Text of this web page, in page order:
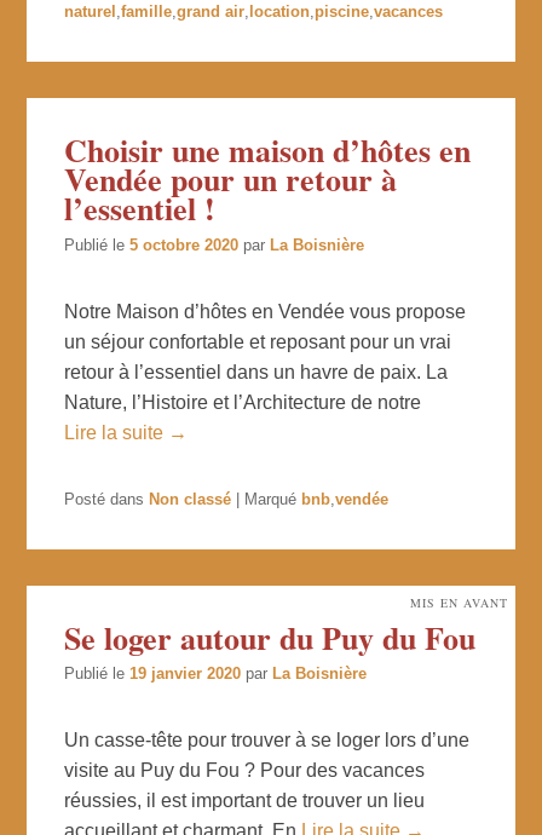
naturel ,famille ,grand air location piscine ,vacances
Choisir une maison d’hôtes en
Vendée pour un retour à
l’essentiel !
Publié le5 octobre 2020 parLa Boisnière
Notre Maison d’hôtes en Vendée vous propose
un séjour confortable et reposant pour un vrai
retour à l’essentiel dans un havre de paix. La
Nature, l’Histoire et l’Architecture de notre
Lire la suite →
Posté dans Non classé | Marqué bnb ,vendée
Se loger autour du Puy du Fou
MIS EN AVANT
Publié le19 janvier 2020 par La Boisnière
Un casse-tête pour trouver à se loger lors d’une
visite au Puy du Fou ? Pour des vacances
réussies, il est important de trouver un lieu